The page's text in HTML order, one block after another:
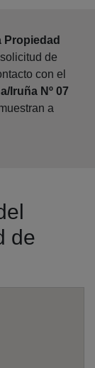
Propiedad
de
con el
Iruña Nº 07
a
de